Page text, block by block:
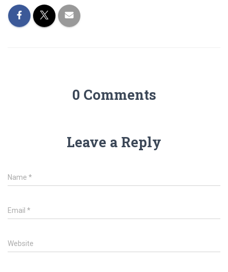
0 Comments
Leave a Reply
Name *
Email *
Website